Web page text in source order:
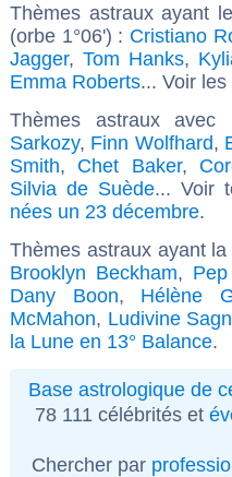
Thèmes astraux ayant
(orbe 1°06') : Cristiano
Jagger, Tom Hanks,
Emma Roberts... Voir les
Thèmes astraux
Sarkozy, Finn Wolfhard,
Smith, Chet Baker,
Silvia de Suède... Voir
nées un 23 décembre.
Thèmes astraux ayant
Brooklyn Beckham,
Dany Boon, Hélène
McMahon, Ludivine
la Lune en 13° Balance.
Base astrologique de
78 111 célébrités et
Chercher par